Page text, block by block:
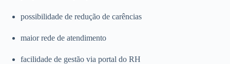
possibilidade de redução de carências
maior rede de atendimento
facilidade de gestão via portal do RH